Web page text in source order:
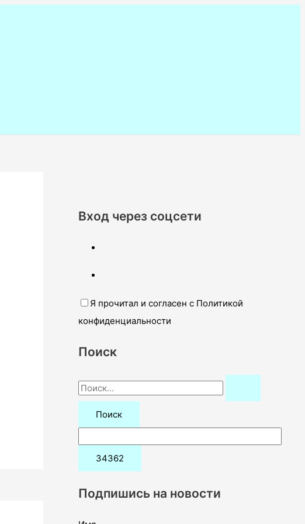
Вход через соцсети
Я прочитал и согласен с Политикой
конфиденциальности
Поиск
П
о
:
Подпишись на новости